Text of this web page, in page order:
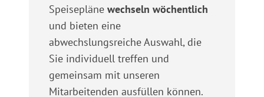
Speisepläne wechseln wöchentlich
und bieten eine
abwechslungsreiche Auswahl, die
Sie individuell treffen und
gemeinsam mit unseren
Mitarbeitenden ausfüllen können.